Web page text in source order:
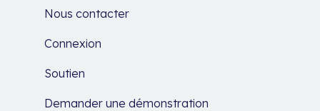
Nous contacter
Connexion
Soutien
Demander une démonstration